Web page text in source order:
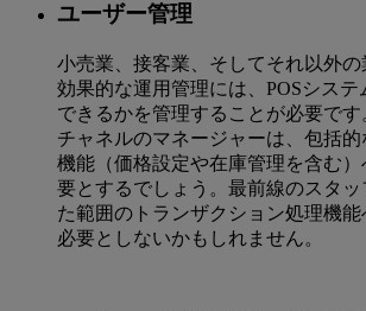
ユーザー管理
小売業、接客業、そしてそれ以外の
効果的な運用管理には、POSシステ
できるかを管理することが必要で
チャネルのマネージャーは、包括
機能（価格設定や在庫管理を含む
要とするでしょう。最前線のスタ
た範囲のトランザクション処理機
必要としないかもしれません。